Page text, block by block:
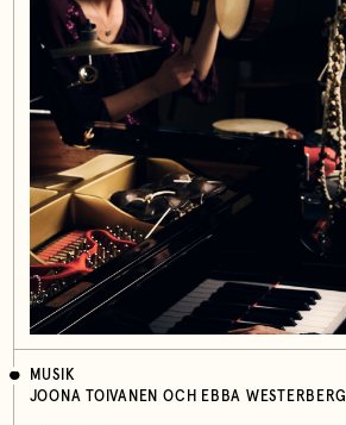
MUSIK
JOONA TOIVANEN OCH EBBA WESTERBERG